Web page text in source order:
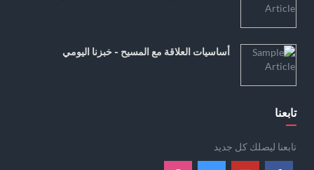
أساسيات العلاقة مع المسيح - خبزنا اليومي
تابعنا
تابعنا ليصلك كل جديد